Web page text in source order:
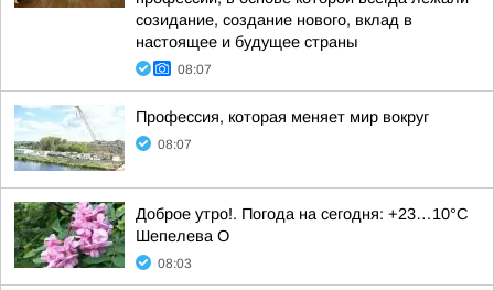
созидание, создание нового, вклад в
настоящее и будущее страны
08:07
Профессия, которая меняет мир вокруг
08:07
Доброе утро!. Погода на сегодня: +23…10°С
Шепелева О
08:03